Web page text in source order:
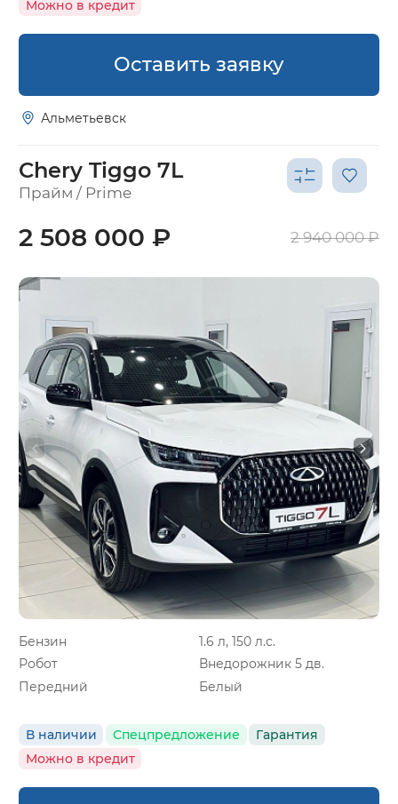
Можно в кредит
Оставить заявку
Альметьевск
Chery Tiggo 7L
Прайм / Prime
Бензин
1.6 л, 150 л.с.
Робот
Внедорожник 5 дв.
Передний
Белый
В наличии Спецпредложение
Гарантия
Можно в кредит
2 508 000 ₽ 2 940 000 ₽